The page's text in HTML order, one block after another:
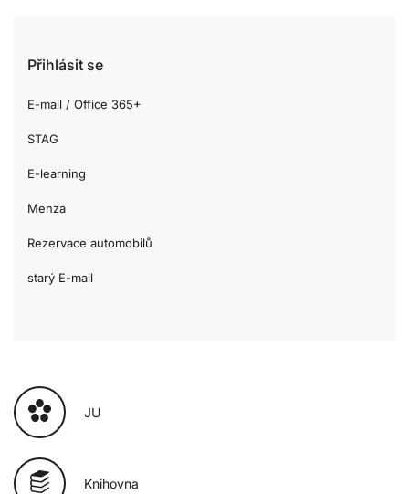
Přihlásit se
E-mail / Office 365+
STAG
E-learning
Menza
Rezervace automobilů
starý E-mail
JU
Knihovna